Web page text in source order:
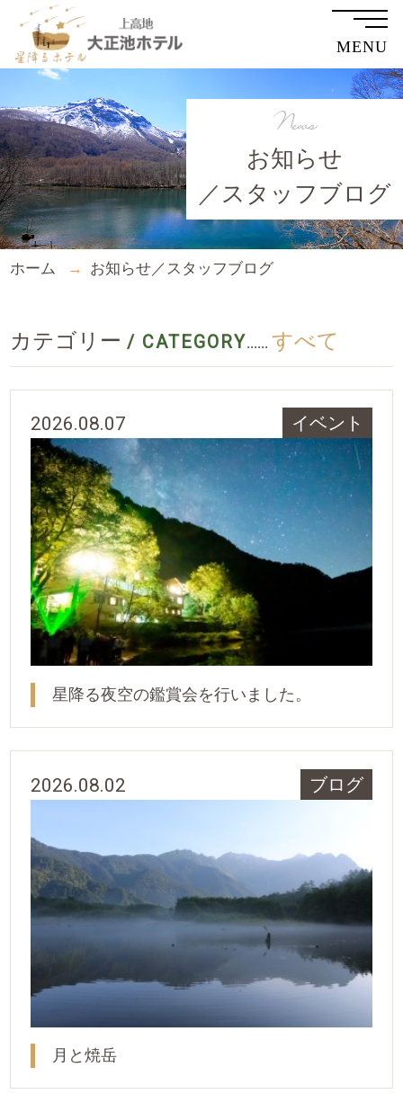
MENU
お知らせ
／スタッフブログ
News
ホーム お知らせ／スタッフブログ
カテゴリー / CATEGORY...... すべて
2026.08.07 イベント
星降る夜空の鑑賞会を行いました。
2026.08.02 ブログ
月と焼岳